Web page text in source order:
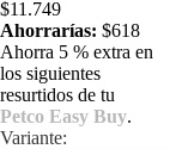
$11.749
Ahorrarías: $618
Ahorra 5 % extra en
los siguientes
resurtidos de tu
Petco Easy Buy.
Variante: